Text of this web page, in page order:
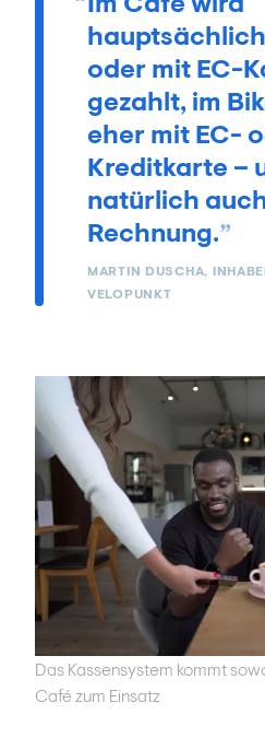
oder mit EC-
gezahlt, im
eher mit EC-
Kreditkarte –
natürlich
Rechnung.
MARTIN DUSCHA,
VELOPUNKT
Das Kassensystem kommt
Café zum Einsatz